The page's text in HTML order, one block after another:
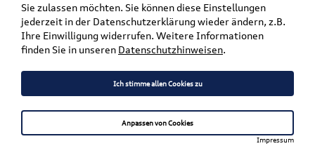
Marke wählen
Modell wählen
Karosserieform wählen
Sie zulassen möchten. Sie können diese Einstellungen
jederzeit in der Datenschutzerklärung wieder ändern, z.B.
Ihre Einwilligung widerrufen. Weitere Informationen
finden Sie in unseren Datenschutzhinweisen.
Ich stimme allen Cookies zu
Anpassen von Cookies
Impressum